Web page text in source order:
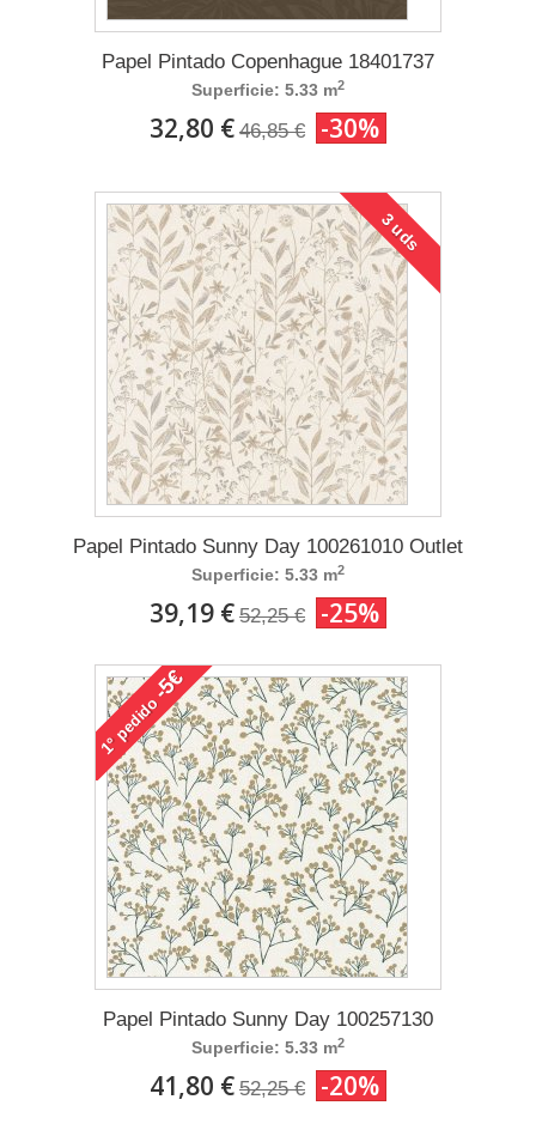
Papel Pintado Copenhague 18401737
Superficie: 5.33 m2
32,80 € 46,85 € -30%
3 uds
Papel Pintado Sunny Day 100261010 Outlet
Superficie: 5.33 m2
39,19 € 52,25 € -25%
1°
pedido
-5€
Papel Pintado Sunny Day 100257130
Superficie: 5.33 m2
41,80 € 52,25 € -20%